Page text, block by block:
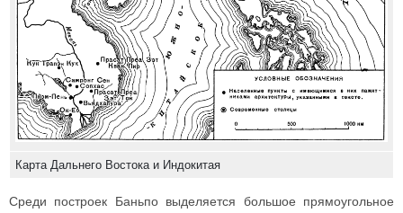
Карта Дальнего Востока и Индокитая
Среди построек Баньпо выделяется большое прямоугольное